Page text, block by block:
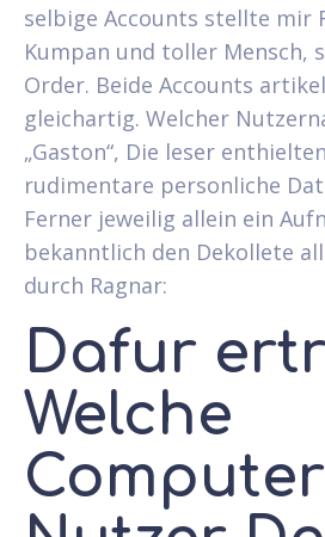
selbige Accounts stellte mir
Kumpan und toller Mensch,
Order. Beide Accounts
gleichartig. Welcher
„Gaston“, Die leser
rudimentare personliche
Ferner jeweilig allein ein
bekanntlich den Dekollete
durch Ragnar:
Dafur
Welche